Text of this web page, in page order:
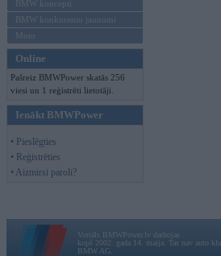
BMW koncepti
BMW konkurentu jaunumi
Moto
Online
Pašreiz BMWPower skatās 256
viesi un 1 reģistrēti lietotāji.
Ienākt BMWPower
• Pieslēgties
• Reģistrēties
• Aizmirsi paroli?
Vortāls BMWPower.lv darbojas
kopš 2002. gada 14. maija. Tas nav auto
BMW AG.